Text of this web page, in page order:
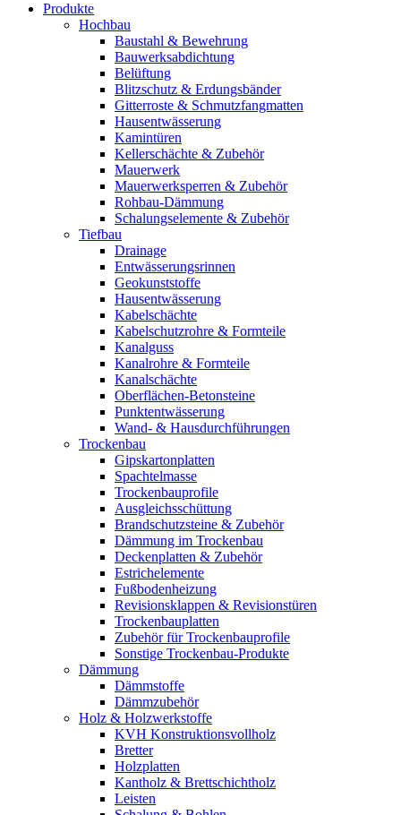
Produkte
Hochbau
Baustahl & Bewehrung
Bauwerksabdichtung
Belüftung
Blitzschutz & Erdungsbänder
Gitterroste & Schmutzfangmatten
Hausentwässerung
Kamintüren
Kellerschächte & Zubehör
Mauerwerk
Mauerwerksperren & Zubehör
Rohbau-Dämmung
Schalungselemente & Zubehör
Tiefbau
Drainage
Entwässerungsrinnen
Geokunststoffe
Hausentwässerung
Kabelschächte
Kabelschutzrohre & Formteile
Kanalguss
Kanalrohre & Formteile
Kanalschächte
Oberflächen-Betonsteine
Punktentwässerung
Wand- & Hausdurchführungen
Trockenbau
Gipskartonplatten
Spachtelmasse
Trockenbauprofile
Ausgleichsschüttung
Brandschutzsteine & Zubehör
Dämmung im Trockenbau
Deckenplatten & Zubehör
Estrichelemente
Fußbodenheizung
Revisionsklappen & Revisionstüren
Trockenbauplatten
Zubehör für Trockenbauprofile
Sonstige Trockenbau-Produkte
Dämmung
Dämmstoffe
Dämmzubehör
Holz & Holzwerkstoffe
KVH Konstruktionsvollholz
Bretter
Holzplatten
Kantholz & Brettschichtholz
Leisten